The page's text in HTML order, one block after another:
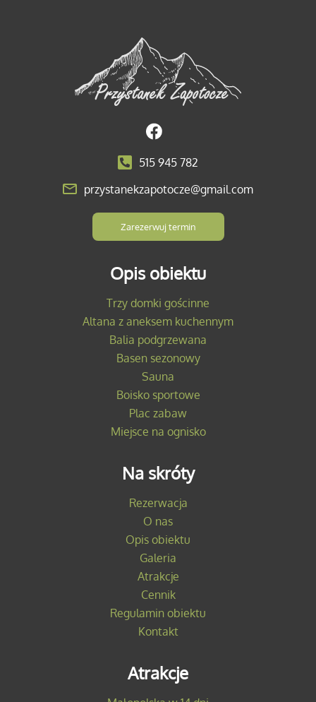
515 945 782
przystanekzapotocze@gmail.com
Zarezerwuj termin
Opis obiektu
Trzy domki gościnne
Altana z aneksem kuchennym
Balia podgrzewana
Basen sezonowy
Sauna
Boisko sportowe
Plac zabaw
Miejsce na ognisko
Na skróty
Rezerwacja
O nas
Opis obiektu
Galeria
Atrakcje
Cennik
Regulamin obiektu
Kontakt
Atrakcje